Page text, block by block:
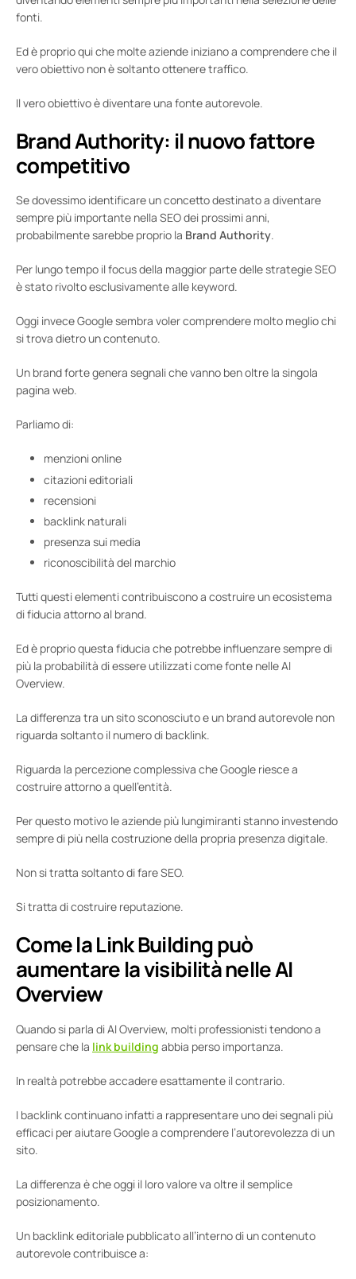
fonti.
Ed è proprio qui che molte aziende iniziano a comprendere che il
vero obiettivo non è soltanto ottenere traffico.
Il vero obiettivo è diventare una fonte autorevole.
Brand Authority: il nuovo fattore
competitivo
Se dovessimo identificare un concetto destinato a diventare
sempre più importante nella SEO dei prossimi anni,
probabilmente sarebbe proprio la Brand Authority.
Per lungo tempo il focus della maggior parte delle strategie SEO
è stato rivolto esclusivamente alle keyword.
Oggi invece Google sembra voler comprendere molto meglio chi
si trova dietro un contenuto.
Un brand forte genera segnali che vanno ben oltre la singola
pagina web.
Parliamo di:
menzioni online
citazioni editoriali
recensioni
backlink naturali
presenza sui media
riconoscibilità del marchio
Tutti questi elementi contribuiscono a costruire un ecosistema
di fiducia attorno al brand.
Ed è proprio questa fiducia che potrebbe influenzare sempre di
più la probabilità di essere utilizzati come fonte nelle AI
Overview.
La differenza tra un sito sconosciuto e un brand autorevole non
riguarda soltanto il numero di backlink.
Riguarda la percezione complessiva che Google riesce a
costruire attorno a quell’entità.
Per questo motivo le aziende più lungimiranti stanno investendo
sempre di più nella costruzione della propria presenza digitale.
Non si tratta soltanto di fare SEO.
Si tratta di costruire reputazione.
Come la Link Building può
aumentare la visibilità nelle AI
Overview
Quando si parla di AI Overview, molti professionisti tendono a
pensare che la link building abbia perso importanza.
In realtà potrebbe accadere esattamente il contrario.
I backlink continuano infatti a rappresentare uno dei segnali più
efficaci per aiutare Google a comprendere l’autorevolezza di un
sito.
La differenza è che oggi il loro valore va oltre il semplice
posizionamento.
Un backlink editoriale pubblicato all’interno di un contenuto
autorevole contribuisce a: